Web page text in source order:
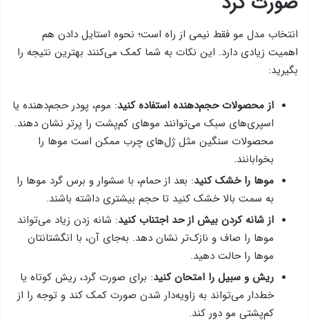
انتخاب مدل مو فقط نیمی از راه است؛ نحوه استایل دادن هم
اهمیت زیادی دارد. این نکات به شما کمک می‌کنند بهترین نتیجه را
بگیرید:
از محصولات حجم‌دهنده استفاده کنید: موم، پودر حجم‌دهنده یا
اسپری‌های سبک می‌توانند موهای کم‌پشت را پرتر نشان دهند.
محصولات سنگین مثل ژل‌های چرب ممکن است موها را
بخوابانند.
موها را خشک کنید: بعد از حمام، با سشوار و برس گرد موها را
به سمت بالا خشک کنید تا حجم بیشتری داشته باشند.
از شانه کردن بیش از حد اجتناب کنید: شانه زدن زیاد می‌تواند
موها را صاف و نازک‌تر نشان دهد. به‌جای آن، با انگشتانتان
موها را حالت دهید.
ریش و سبیل را امتحان کنید: برای صورت گرد، ریش کوتاه یا
خط‌دار می‌تواند به زاویه‌دار شدن صورت کمک کند و توجه را از
کم‌پشتی مو دور کند.